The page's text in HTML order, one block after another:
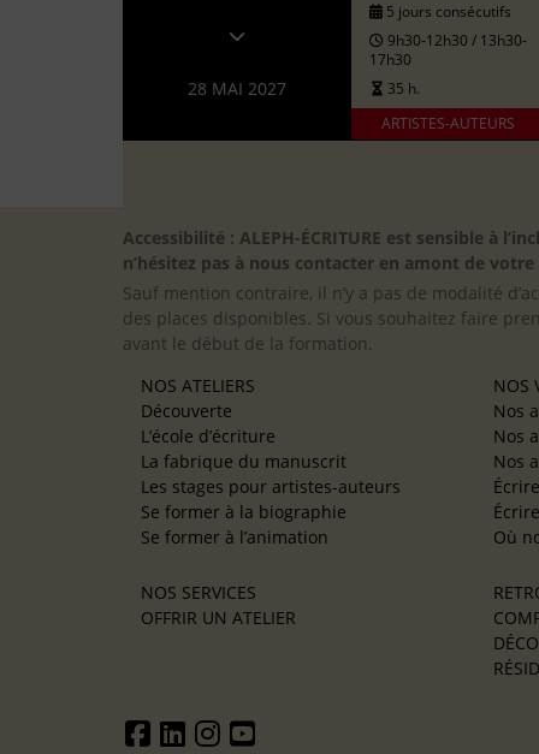
28 MAI 2027
5 jours consécutifs
9h30-12h30 / 13h30-
17h30
35 h.
ARTISTES-AUTEURS
Accessibilité : ALEPH-ÉCRITURE est sensible à
n’hésitez pas à nous contacter en amont de
Sauf mention contraire, il n’y a pas de modalité
des places disponibles. Si vous souhaitez faire
avant le début de la formation.
NOS ATELIERS
Découverte
L’école d’écriture
La fabrique du manuscrit
Les stages pour artistes-auteurs
Se former à la biographie
Se former à l’animation
NOS SERVICES
OFFRIR UN ATELIER
NOS
Nos
Nos
Nos
Où